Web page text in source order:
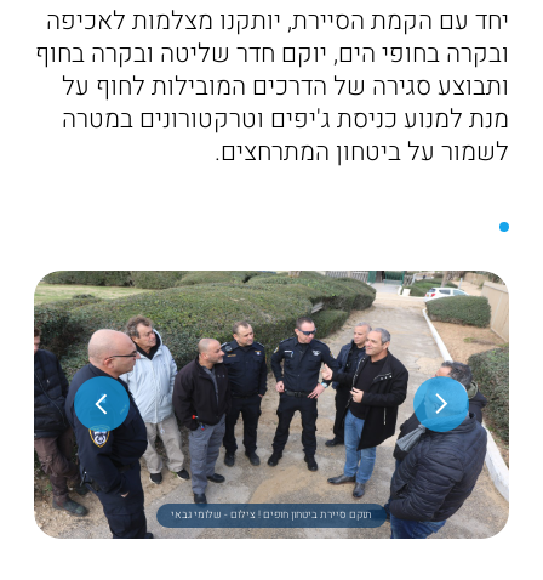
יחד עם הקמת הסיירת, יותקנו מצלמות לאכיפה
ובקרה בחופי הים, יוקם חדר שליטה ובקרה בחוף
ותבוצע סגירה של הדרכים המובילות לחוף על
מנת למנוע כניסת ג'יפים וטרקטורונים במטרה
לשמור על ביטחון המתרחצים.
תוקם סיירת ביטחון חופים ! צילום - שלומי גבאי